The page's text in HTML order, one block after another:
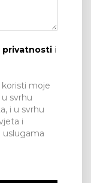
privatnosti i
koristi moje
svrhu
i u svrhu
i
uslugama